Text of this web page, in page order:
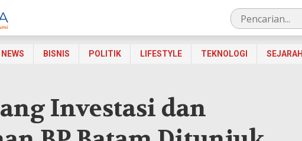
NEWS BISNIS POLITIK LIFESTYLE TEKNOLOGI SEJARAH
Investasi dan